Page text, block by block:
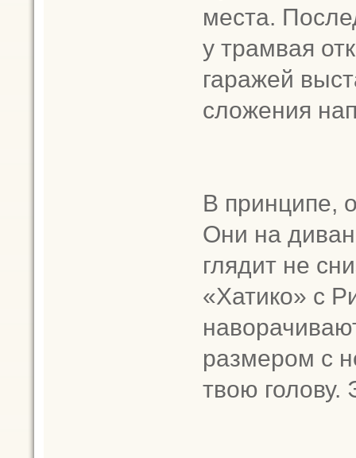
места.
у трамвая
гаражей
сложения
В принципе,
Они на
глядит не
«Хатико» с
размером с
твою голову.